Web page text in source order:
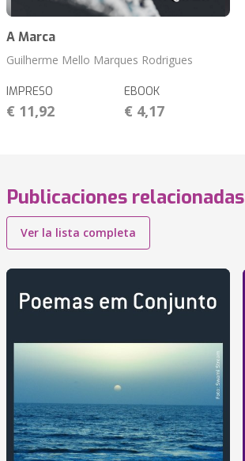
A Marca
Guilherme Mello Marques Rodrigues
IMPRESO
€ 11,92
EBOOK
€ 4,17
Publicaciones relacionadas
Ver la lista completa